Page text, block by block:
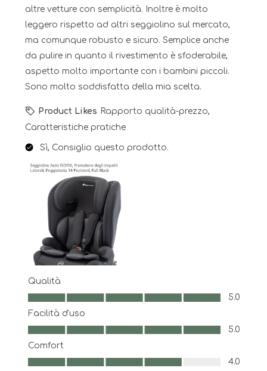
altre vetture con semplicità. Inoltre è molto
leggero rispetto ad altri seggiolino sul mercato,
ma comunque robusto e sicuro. Semplice anche
da pulire in quanto il rivestimento è sfoderabile,
aspetto molto importante con i bambini piccoli.
Sono molto soddisfatta della mia scelta.
Product Likes Rapporto qualità-prezzo,
Caratteristiche pratiche
Sì, Consiglio questo prodotto.
Qualità
Qualità, 5.0 su 5
5.0
Facilità d'uso
Facilità d'uso, 5.0 su 5
5.0
Comfort
Comfort, 4.0 su 5
4.0